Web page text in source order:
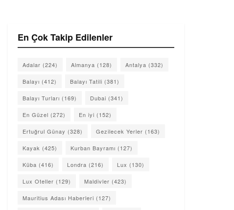
En Çok Takip Edilenler
Adalar (224) Almanya (128) Antalya (332)
Balayı (412) Balayı Tatili (381)
Balayı Turları (169) Dubai (341)
En Güzel (272) En iyi (152)
Ertuğrul Günay (328) Gezilecek Yerler (163)
Kayak (425) Kurban Bayramı (127)
Küba (416) Londra (216) Lux (130)
Lux Oteller (129) Maldivler (423)
Mauritius Adası Haberleri (127)